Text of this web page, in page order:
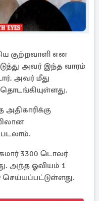
குற்றவாளி என
அவர் இந்த வாரம்
அவர் மீது
3300 டொலர்
அந்த ஓவியம் 1
செய்யப்பட்டுள்ளது.